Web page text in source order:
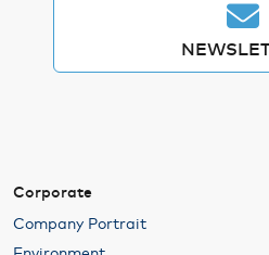
Corporate
Company Portrait
Environment